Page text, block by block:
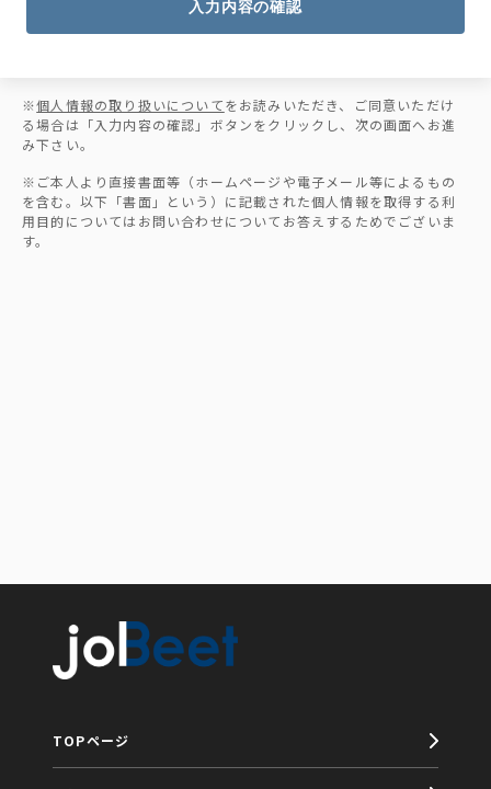
入力内容の確認
※個人情報の取り扱いについてをお読みいただき、ご同意いただけ
る場合は「入力内容の確認」ボタンをクリックし、次の画面へお進
み下さい。
※ご本人より直接書面等（ホームページや電子メール等によるもの
を含む。以下「書面」という）に記載された個人情報を取得する利
用目的についてはお問い合わせについてお答えするためでございま
す。
TOPページ